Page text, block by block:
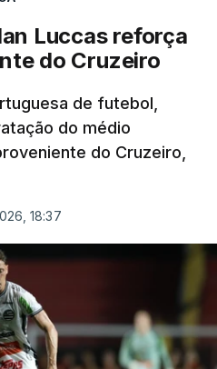
Luccas reforça
do Cruzeiro
de futebol,
do médio
do Cruzeiro,
18:37